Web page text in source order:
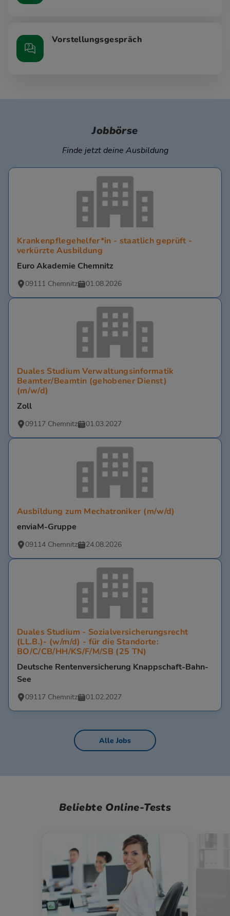
Vorstellungsgespräch
Jobbörse
Finde jetzt deine Ausbildung
Krankenpflegehelfer*in - staatlich geprüft -
verkürzte Ausbildung
Euro Akademie Chemnitz
09111 Chemnitz 01.08.2026
Duales Studium Verwaltungsinformatik
Beamter/Beamtin (gehobener Dienst)
(m/w/d)
Zoll
09117 Chemnitz 01.03.2027
Ausbildung zum Mechatroniker (m/w/d)
enviaM-Gruppe
09114 Chemnitz 24.08.2026
Duales Studium - Sozialversicherungsrecht
(LL.B.)- (w/m/d) - für die Standorte:
BO/C/CB/HH/KS/F/M/SB (25 TN)
Deutsche Rentenversicherung Knappschaft-Bahn-
See
09117 Chemnitz 01.02.2027
Alle Jobs
Beliebte Online-Tests